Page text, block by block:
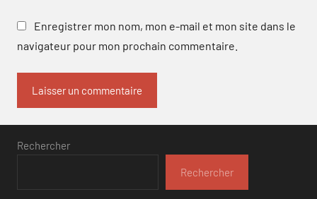
Enregistrer mon nom, mon e-mail et mon site dans le
navigateur pour mon prochain commentaire.
Rechercher
Rechercher